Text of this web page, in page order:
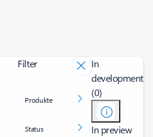
Filter
Produkte
Status
In
development
(0)
In preview